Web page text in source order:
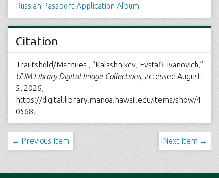
Russian Passport Application Album
Citation
Trautshold/Marques , “Kalashnikov, Evstafii Ivanovich,”
UHM Library Digital Image Collections, accessed August
5, 2026,
https://digital.library.manoa.hawaii.edu/items/show/4
0568.
← Previous Item Next Item →